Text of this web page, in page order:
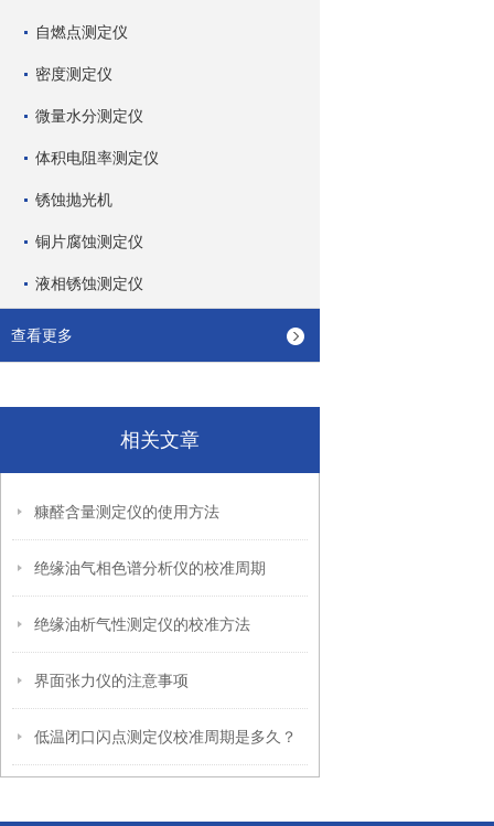
自燃点测定仪
密度测定仪
微量水分测定仪
体积电阻率测定仪
锈蚀抛光机
铜片腐蚀测定仪
液相锈蚀测定仪
查看更多
相关文章
糠醛含量测定仪的使用方法
绝缘油气相色谱分析仪的校准周期
绝缘油析气性测定仪的校准方法
界面张力仪的注意事项
低温闭口闪点测定仪校准周期是多久？